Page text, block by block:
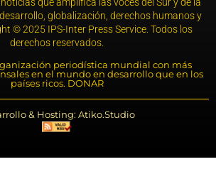
que amplifica las voces del Sur y de la
globalización, derechos humanos y
© 2025 IPS-Inter Press Service. Todos los
derechos reservados.
periodística mundial con más
en el mundo en desarrollo que en los
países ricos. DONAR
& Hosting: Atiko.Studio